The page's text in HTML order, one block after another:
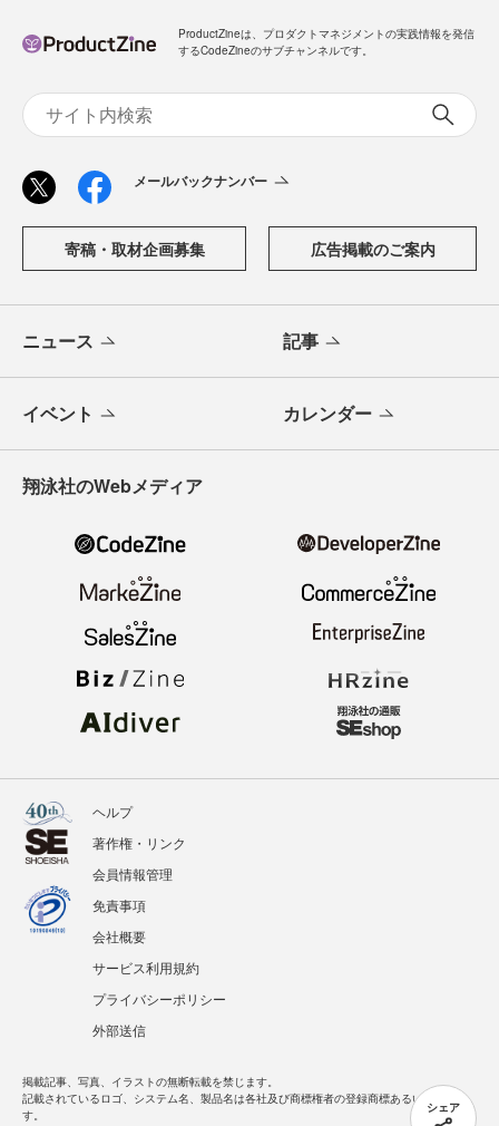
シェア
ProductZineは、プロダクトマネジメントの実践情報を発信
するCodeZineのサブチャンネルです。
メールバックナンバー
寄稿・取材企画募集 広告掲載のご案内
ニュース 記事
イベント カレンダー
翔泳社のWebメディア
ヘルプ
著作権・リンク
会員情報管理
免責事項
会社概要
サービス利用規約
プライバシーポリシー
外部送信
掲載記事、写真、イラストの無断転載を禁じます。
記載されているロゴ、システム名、製品名は各社及び商標権者の登録商標あるいは商標で
す。